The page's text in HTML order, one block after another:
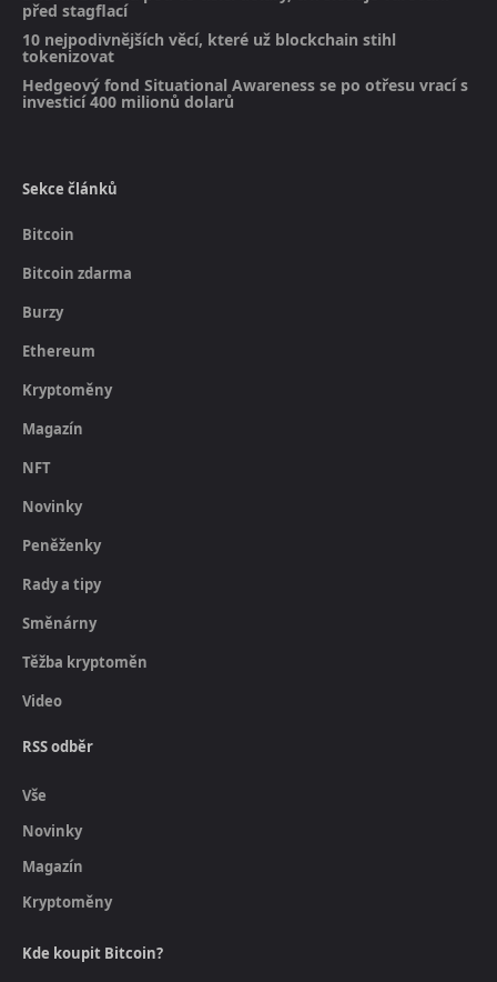
před stagflací
10 nejpodivnějších věcí, které už blockchain stihl
tokenizovat
Hedgeový fond Situational Awareness se po otřesu vrací s
investicí 400 milionů dolarů
Sekce článků
Bitcoin
Bitcoin zdarma
Burzy
Ethereum
Kryptoměny
Magazín
NFT
Novinky
Peněženky
Rady a tipy
Směnárny
Těžba kryptoměn
Video
RSS odběr
Vše
Novinky
Magazín
Kryptoměny
Kde koupit Bitcoin?